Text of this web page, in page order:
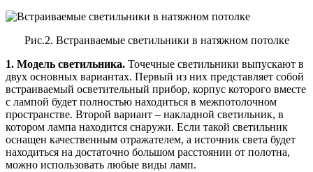
Рис.2. Встраиваемые светильники в натяжном потолке
1. Модель светильника. Точечные светильники выпускают в
двух основных вариантах. Первый из них представляет собой
встраиваемый осветительный прибор, корпус которого вместе
с лампой будет полностью находиться в межпотолочном
пространстве. Второй вариант – накладной светильник, в
котором лампа находится снаружи. Если такой светильник
оснащен качественным отражателем, а источник света будет
находиться на достаточно большом расстоянии от полотна,
можно использовать любые виды ламп.